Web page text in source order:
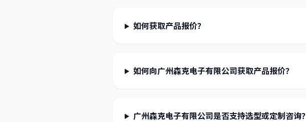
如何获取产品报价？
如何向广州森克电子有限公司获取产品报价？
广州森克电子有限公司是否支持选型或定制咨询？